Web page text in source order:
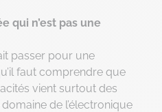
qui n’est pas une
passer pour une
faut comprendre que
vient surtout des
de l’électronique